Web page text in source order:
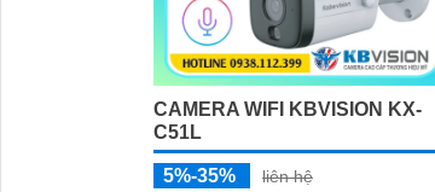
phức tạp như ngược sáng mạnh hay
thiếu sáng
CAMERA WIFI KBVISION KX-
C51L
5%-35%
liên hệ